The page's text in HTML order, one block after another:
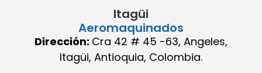
Itagüi
Aeromaquinados
Dirección: Cra 42 # 45 -63, Angeles,
Itagüi, Antioquia, Colombia.